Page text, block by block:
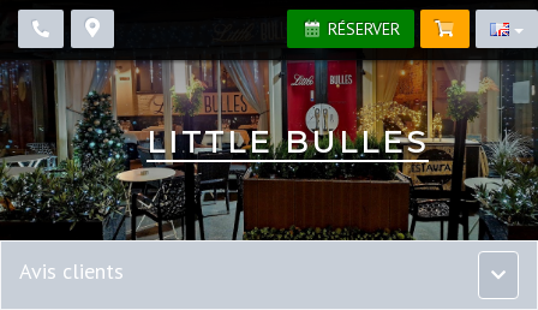
RÉSERVER
LITTLE BULLES
Menu
Avis clients